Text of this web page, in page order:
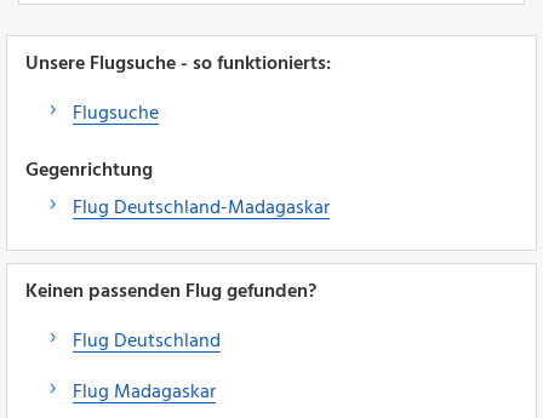
Unsere Flugsuche - so funktionierts:
Flugsuche
Gegenrichtung
Flug Deutschland-Madagaskar
Keinen passenden Flug gefunden?
Flug Deutschland
Flug Madagaskar